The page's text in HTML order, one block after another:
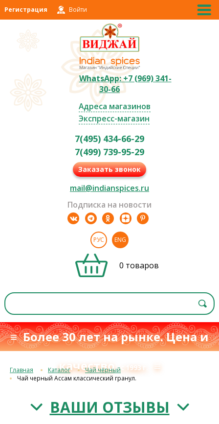
Регистрация Войти
WhatsApp: +7 (969) 341-
30-66
Адреса магазинов
Экспресс-магазин
7(495) 434-66-29
7(499) 739-95-29
Заказать звонок
mail@indianspices.ru
Подписка на новости
РУС ENG
0 товаров
≡ Более 30 лет на рынке. Цена и
качество с 1993 г. ≡
Главная Каталог
Чай чёрный
Чай черный Aссам классический гранул.
ВАШИ ОТЗЫВЫ